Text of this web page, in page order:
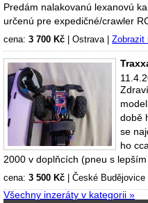
Predám nalakovanú lexanovú
určenú pre expedičné/crawler
cena: 3 700 Kč Ostrava| Zobrazit
době
se
ho
2000 v doplňcích (pneu s
cena: 3 500 Kč České Budějovice
Všechny inzeráty v kategorii »